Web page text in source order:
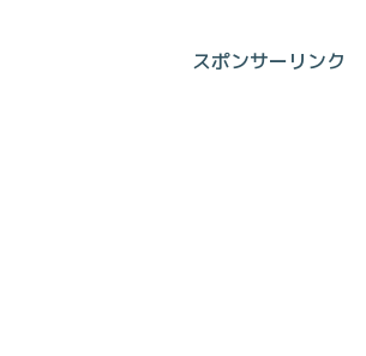
スポンサーリンク